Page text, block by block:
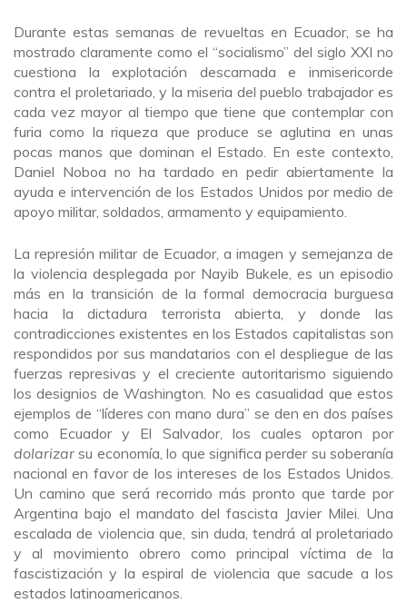
Durante estas semanas de revueltas en Ecuador, se ha
mostrado claramente como el “socialismo” del siglo XXI no
cuestiona la explotación descarnada e inmisericorde
contra el proletariado, y la miseria del pueblo trabajador es
cada vez mayor al tiempo que tiene que contemplar con
furia como la riqueza que produce se aglutina en unas
pocas manos que dominan el Estado. En este contexto,
Daniel Noboa no ha tardado en pedir abiertamente la
ayuda e intervención de los Estados Unidos por medio de
apoyo militar, soldados, armamento y equipamiento.
La represión militar de Ecuador, a imagen y semejanza de
la violencia desplegada por Nayib Bukele, es un episodio
más en la transición de la formal democracia burguesa
hacia la dictadura terrorista abierta, y donde las
contradicciones existentes en los Estados capitalistas son
respondidos por sus mandatarios con el despliegue de las
fuerzas represivas y el creciente autoritarismo siguiendo
los designios de Washington. No es casualidad que estos
ejemplos de “líderes con mano dura” se den en dos países
como Ecuador y El Salvador, los cuales optaron por
dolarizarsu economía, lo que significa perder su soberanía
nacional en favor de los intereses de los Estados Unidos.
Un camino que será recorrido más pronto que tarde por
Argentina bajo el mandato del fascista Javier Milei. Una
escalada de violencia que, sin duda, tendrá al proletariado
y al movimiento obrero como principal víctima de la
fascistización y la espiral de violencia que sacude a los
estados latinoamericanos.